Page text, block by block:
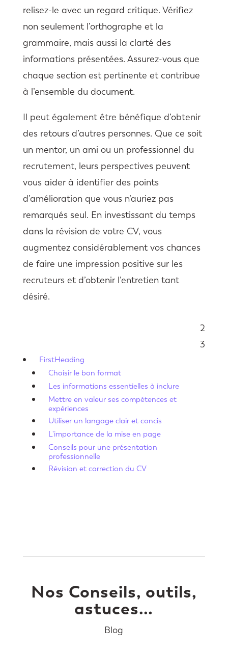
relisez-le avec un regard critique. Vérifiez
non seulement l’orthographe et la
grammaire, mais aussi la clarté des
informations présentées. Assurez-vous que
chaque section est pertinente et contribue
à l’ensemble du document.
Il peut également être bénéfique d’obtenir
des retours d’autres personnes. Que ce soit
un mentor, un ami ou un professionnel du
recrutement, leurs perspectives peuvent
vous aider à identifier des points
d’amélioration que vous n’auriez pas
remarqués seul. En investissant du temps
dans la révision de votre CV, vous
augmentez considérablement vos chances
de faire une impression positive sur les
recruteurs et d’obtenir l’entretien tant
désiré.
2
3
FirstHeading
Choisir le bon format
Les informations essentielles à inclure
Mettre en valeur ses compétences et
expériences
Utiliser un langage clair et concis
L'importance de la mise en page
Conseils pour une présentation
professionnelle
Révision et correction du CV
Nos Conseils, outils,
astuces…
Blog